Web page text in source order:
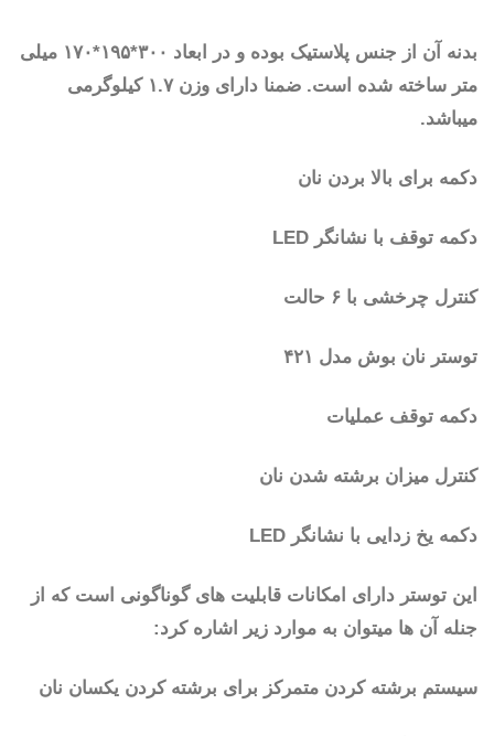
بدنه آن از جنس پلاستیک بوده و در ابعاد ۳۰۰*۱۹۵*۱۷۰ میلی
متر ساخته شده است. ضمنا دارای وزن ۱.۷ کیلوگرمی
میباشد.
دکمه برای بالا بردن نان
دکمه توقف با نشانگر LED
کنترل چرخشی با ۶ حالت
توستر نان بوش مدل ۴۲۱
دکمه توقف عملیات
کنترل میزان برشته شدن نان
دکمه یخ زدایی با نشانگر LED
این توستر دارای امکانات قابلیت های گوناگونی است که از
جنله آن ها میتوان به موارد زیر اشاره کرد:
سیستم برشته کردن متمرکز برای برشته کردن یکسان نان